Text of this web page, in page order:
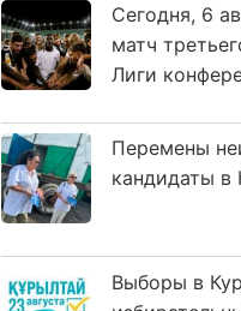
Сегодня, 6
матч
Лиги
Перемены
кандидаты в
Выборы в